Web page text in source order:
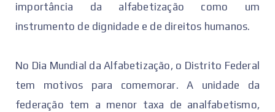
importância da alfabetização como um
instrumento de dignidade e de direitos humanos.
No Dia Mundial da Alfabetização, o Distrito Federal
tem motivos para comemorar. A unidade da
federação tem a menor taxa de analfabetismo,